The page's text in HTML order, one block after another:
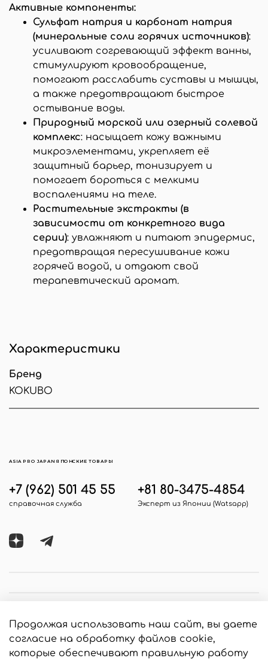
Активные компоненты:
Сульфат натрия и карбонат натрия
(минеральные соли горячих источников):
усиливают согревающий эффект ванны,
стимулируют кровообращение,
помогают расслабить суставы и мышцы,
а также предотвращают быстрое
остывание воды.
Природный морской или озерный солевой
комплекс: насыщает кожу важными
микроэлементами, укрепляет её
защитный барьер, тонизирует и
помогает бороться с мелкими
воспалениями на теле.
Растительные экстракты (в
зависимости от конкретного вида
серии): увлажняют и питают эпидермис,
предотвращая пересушивание кожи
горячей водой, и отдают свой
терапевтический аромат.
Характеристики
Бренд
KOKUBO
+7 (962) 501 45 55
справочная служба
+81 80-3475-4854
Эксперт из Японии (Watsapp)
ASIA PRO JAPAN ЯПОНСКИЕ ТОВАРЫ
Продолжая использовать наш сайт, вы даете
согласие на обработку файлов cookie,
которые обеспечивают правильную работу